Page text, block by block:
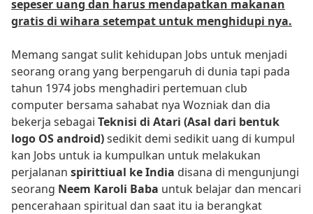
sepeser uang dan harus mendapatkan makanan
gratis di wihara setempat untuk menghidupi nya.
Memang sangat sulit kehidupan Jobs untuk menjadi
seorang orang yang berpengaruh di dunia tapi pada
tahun 1974 jobs menghadiri pertemuan club
computer bersama sahabat nya Wozniak dan dia
bekerja sebagai Teknisi di Atari (Asal dari bentuk
logo OS android)sedikit demi sedikit uang di kumpul
kan Jobs untuk ia kumpulkan untuk melakukan
perjalanan spirittiual ke India disana di mengunjungi
seorang Neem Karoli Baba untuk belajar dan mencari
pencerahaan spiritual dan saat itu ia berangkat